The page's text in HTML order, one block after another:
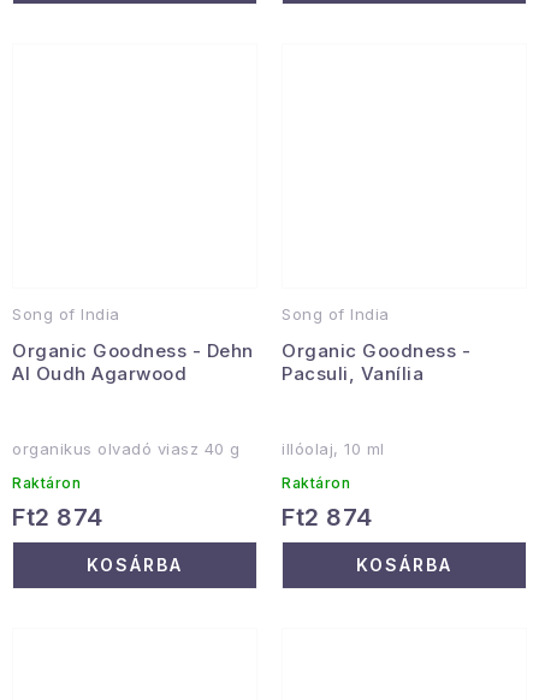
Song of India
Organic Goodness - Dehn
Al Oudh Agarwood
organikus olvadó viasz 40 g
Raktáron
Ft2 874
KOSÁRBA
Song of India
Organic Goodness -
Pacsuli, Vanília
illóolaj, 10 ml
Raktáron
Ft2 874
KOSÁRBA